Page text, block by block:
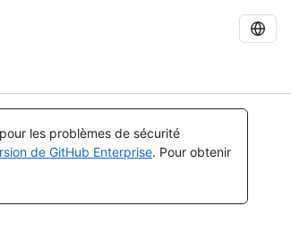
les problèmes de sécurité
de GitHub Enterprise. Pour obtenir